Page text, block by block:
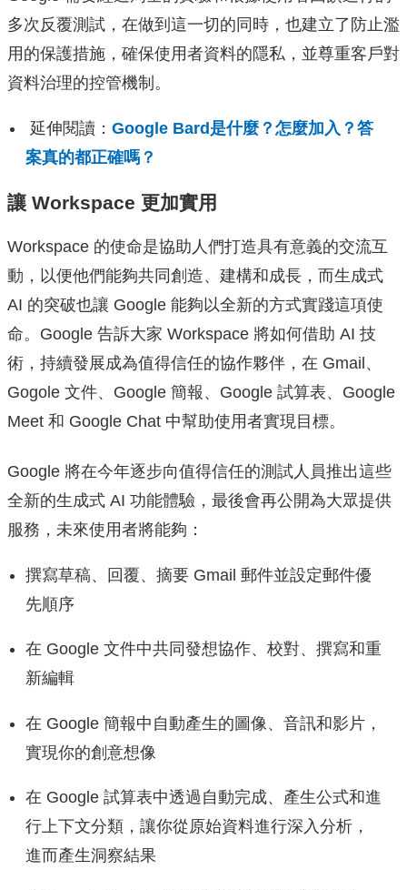
多次反覆測試，在做到這一切的同時，也建立了防止濫
用的保護措施， 確保使用者資料的隱私，並尊重客戶對
資料治理的控管機制。
延伸閱讀： Google Bard是什麼？怎麼加入？答
案真的都正確嗎？
讓 Workspace 更加實用
Workspace 的使命是協助人們打造具有意義的交流互
動， 以便他們能夠共同創造、建構和成長，而生成式
AI 的突破也讓 Google 能夠以全新的方式實踐這項使
命。Google 告訴大家 Workspace 將如何借助 AI 技
術，持續發展成為值得信任的協作夥伴，在 Gmail、
Gogole 文件、Google 簡報、Google 試算表、Google
Meet 和 Google Chat 中幫助使用者實現目標。
Google 將在今年逐步向值得信任的測試人員推出這些
全新的生成式 AI 功能體驗，最後會再公開為大眾提供
服務，未來使用者將能夠：
撰寫草稿、回覆、摘要 Gmail 郵件並設定郵件優
先順序
在 Google 文件中共同發想協作、校對、撰寫和重
新編輯
在 Google 簡報中自動產生的圖像、音訊和影片，
實現你的創意想像
在 Google 試算表中透過自動完成、產生公式和進
行上下文分類， 讓你從原始資料進行深入分析，
進而產生洞察結果